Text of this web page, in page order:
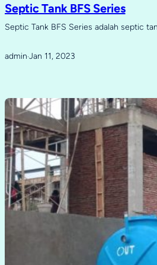
Septic Tank BFS Series
Septic Tank BFS Series adalah septic
admin·Jan 11, 2023